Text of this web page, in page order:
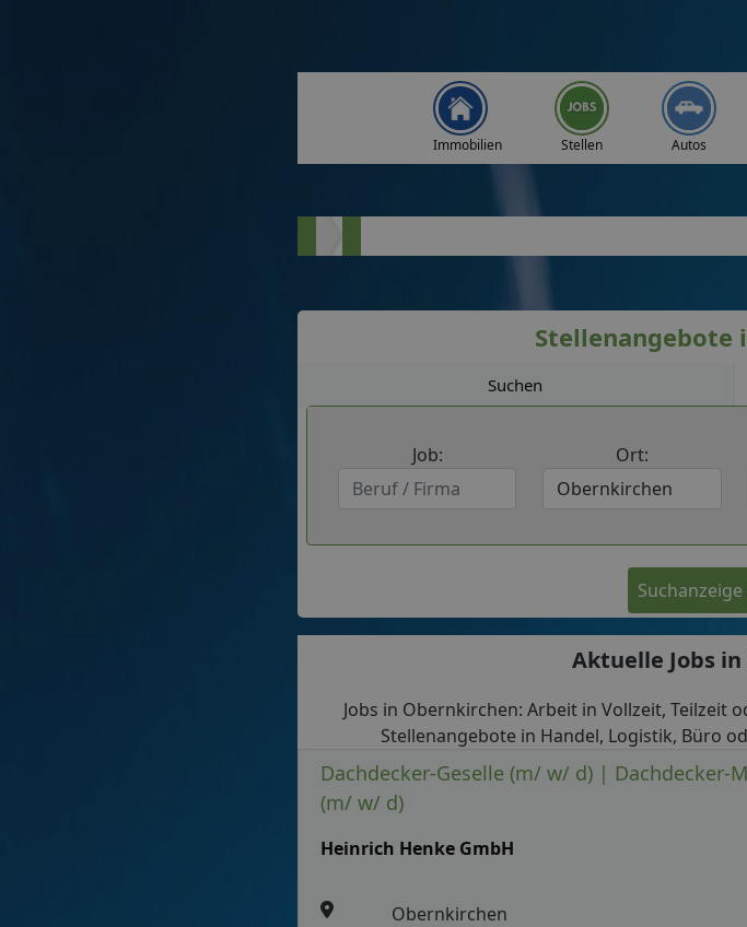
Immobilien Stellen Autos
Stellenangebote
Suchen
Job: Ort:
Aktuelle Jobs
Jobs in Obernkirchen: Arbeit in Vollzeit, Teilzeit
Stellenangebote in Handel, Logistik, Büro
Dachdecker-Geselle (m/ w/ d) |
(m/ w/ d)
Heinrich Henke GmbH
Obernkirchen